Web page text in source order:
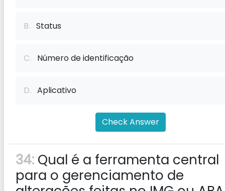
B. Status
C. Número de identificação
D. Aplicativo
Check Answer
34: Qual é a ferramenta central
para o gerenciamento de